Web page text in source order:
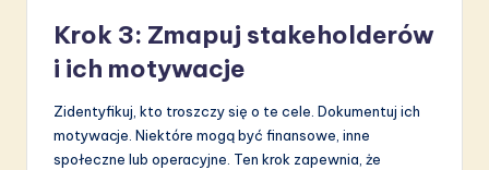
Krok 3: Zmapuj stakeholderów
i ich motywacje
Zidentyfikuj, kto troszczy się o te cele. Dokumentuj ich
motywacje. Niektóre mogą być finansowe, inne
społeczne lub operacyjne. Ten krok zapewnia, że